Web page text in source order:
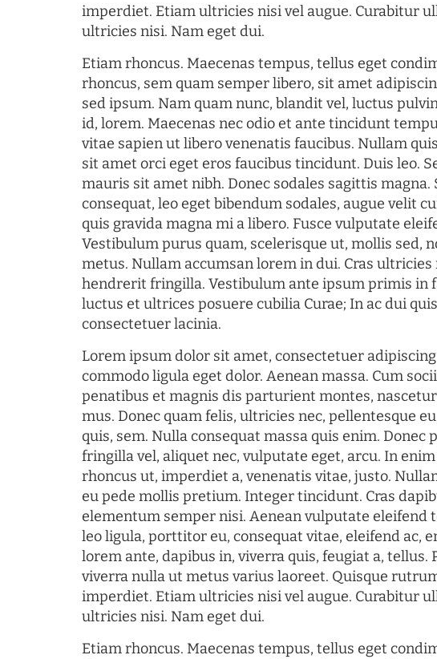
imperdiet. Etiam ultricies nisi vel augue. Curabitur
ultricies nisi. Nam eget dui.
Etiam rhoncus. Maecenas tempus, tellus eget
rhoncus, sem quam semper libero, sit amet
sed ipsum. Nam quam nunc, blandit vel, luctus
id, lorem. Maecenas nec odio et ante tincidunt
vitae sapien ut libero venenatis faucibus. Nullam
sit amet orci eget eros faucibus tincidunt. Duis leo.
mauris sit amet nibh. Donec sodales sagittis magna.
consequat, leo eget bibendum sodales, augue velit
quis gravida magna mi a libero. Fusce vulputate
Vestibulum purus quam, scelerisque ut, mollis sed,
metus. Nullam accumsan lorem in dui. Cras
hendrerit fringilla. Vestibulum ante ipsum primis in
luctus et ultrices posuere cubilia Curae; In ac dui
consectetuer lacinia.
Lorem ipsum dolor sit amet, consectetuer
commodo ligula eget dolor. Aenean massa. Cum
penatibus et magnis dis parturient montes,
mus. Donec quam felis, ultricies nec, pellentesque
quis, sem. Nulla consequat massa quis enim. Donec
fringilla vel, aliquet nec, vulputate eget, arcu. In
rhoncus ut, imperdiet a, venenatis vitae, justo.
eu pede mollis pretium. Integer tincidunt. Cras
elementum semper nisi. Aenean vulputate eleifend
leo ligula, porttitor eu, consequat vitae, eleifend ac,
lorem ante, dapibus in, viverra quis, feugiat a, tellus.
viverra nulla ut metus varius laoreet. Quisque
imperdiet. Etiam ultricies nisi vel augue. Curabitur
ultricies nisi. Nam eget dui.
Etiam rhoncus. Maecenas tempus, tellus eget